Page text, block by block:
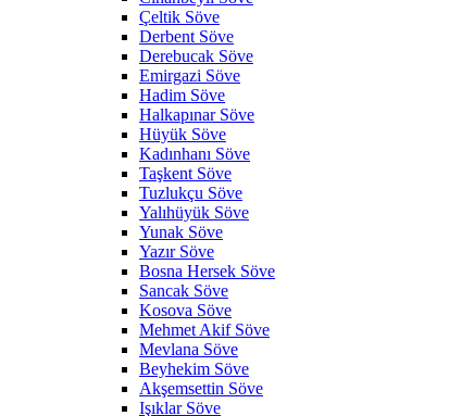
Çeltik Söve
Derbent Söve
Derebucak Söve
Emirgazi Söve
Hadim Söve
Halkapınar Söve
Hüyük Söve
Kadınhanı Söve
Taşkent Söve
Tuzlukçu Söve
Yalıhüyük Söve
Yunak Söve
Yazır Söve
Bosna Hersek Söve
Sancak Söve
Kosova Söve
Mehmet Akif Söve
Mevlana Söve
Beyhekim Söve
Akşemsettin Söve
Işıklar Söve